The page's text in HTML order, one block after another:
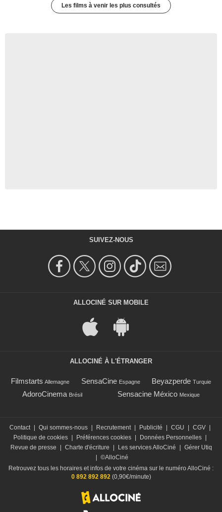
Les films à venir les plus consultés
SUIVEZ-NOUS
ALLOCINÉ SUR MOBILE
ALLOCINÉ À L'ÉTRANGER
Filmstarts Allemagne SensaCine Espagne Beyazperde Turquie
AdoroCinema Brésil Sensacine México Mexique
Contact Qui sommes-nous Recrutement Publicité CGU CGV
Politique de cookies
Préférences cookies Données Personnelles
Revue de presse
Charte d'écriture Les services AlloCiné
Gérer Utiq
©AlloCiné
Retrouvez tous les horaires et infos de votre cinéma sur le numéro AlloCiné :
0 892 892 892(0,90€/minute)